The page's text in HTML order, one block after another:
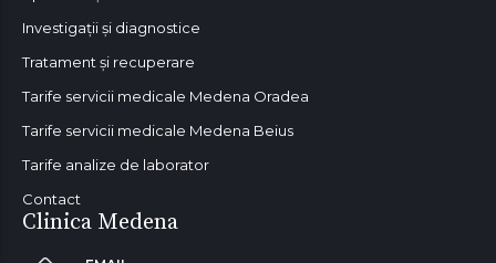
Investigații și diagnostice
Tratament și recuperare
Tarife servicii medicale Medena Oradea
Tarife servicii medicale Medena Beius
Tarife analize de laborator
Contact
Clinica Medena